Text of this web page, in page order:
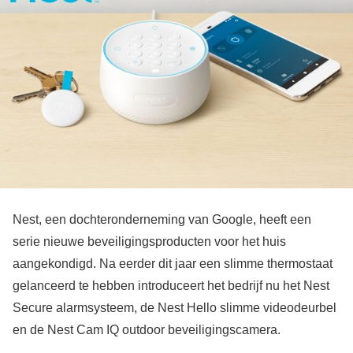
Nest, een dochteronderneming van Google, heeft een
serie nieuwe beveiligingsproducten voor het huis
aangekondigd. Na eerder dit jaar een slimme thermostaat
gelanceerd te hebben introduceert het bedrijf nu het Nest
Secure alarmsysteem, de Nest Hello slimme videodeurbel
en de Nest Cam IQ outdoor beveiligingscamera.